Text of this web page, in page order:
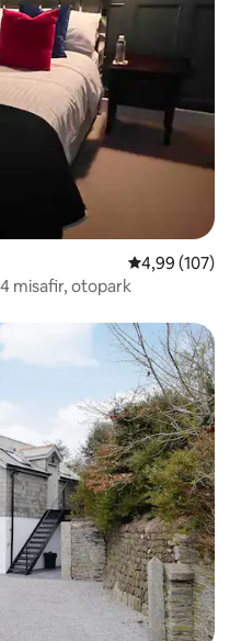
5 üzerinden
4,99 (107)
misafir, otopark